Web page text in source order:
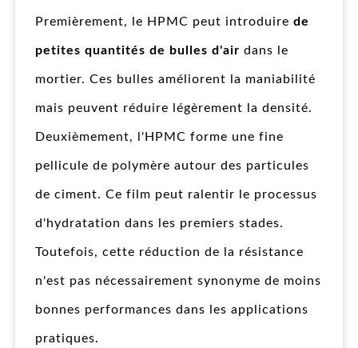
Premièrement, le HPMC peut introduire de
petites quantités de bulles d'air dans le
mortier. Ces bulles améliorent la maniabilité
mais peuvent réduire légèrement la densité.
Deuxièmement, l'HPMC forme une fine
pellicule de polymère autour des particules
de ciment. Ce film peut ralentir le processus
d'hydratation dans les premiers stades.
Toutefois, cette réduction de la résistance
n'est pas nécessairement synonyme de moins
bonnes performances dans les applications
pratiques.